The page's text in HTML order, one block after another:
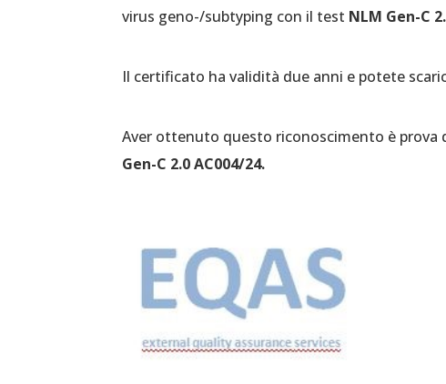
virus geno-/subtyping con il test NLM Gen-C
Il certificato ha validità due anni e potete
Aver ottenuto questo riconoscimento è prova
Gen-C 2.0 AC004/24.